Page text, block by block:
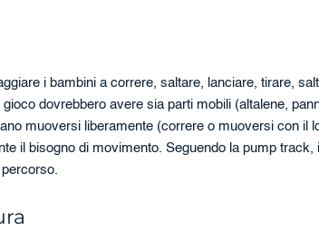
i bambini a correre, saltare, lanciare, tirare,
dovrebbero avere sia parti mobili (altalene,
muoversi liberamente (correre o muoversi con il
il bisogno di movimento. Seguendo la pump